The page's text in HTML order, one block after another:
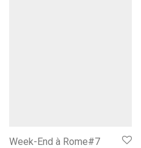
Week-End à Rome#7